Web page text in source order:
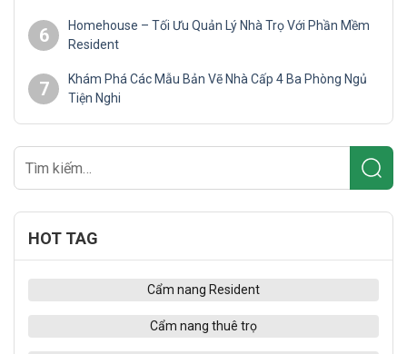
6
Homehouse – Tối Ưu Quản Lý Nhà Trọ Với Phần Mềm
Resident
7
Khám Phá Các Mẫu Bản Vẽ Nhà Cấp 4 Ba Phòng Ngủ
Tiện Nghi
HOT TAG
Cẩm nang Resident
Cẩm nang thuê trọ